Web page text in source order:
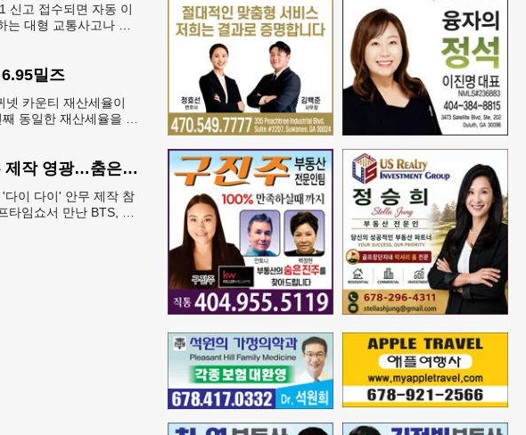
신고 접수되면 자동 이
대형 교통사고나 범
밀즈
카운티 재산세율이
동일한 재산세율을 유
카니 "월드컵 주제가 안무 제작 영광…춤은 국경 없는 언어"
이 다이' 안무 제작 참
임쇼서 만난 BTS, 특